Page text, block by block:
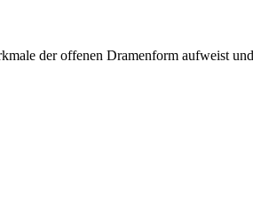
der offenen Dramenform aufweist